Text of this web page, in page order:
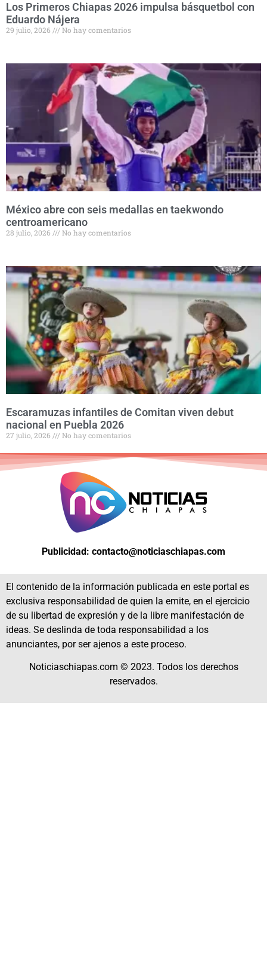
Los Primeros Chiapas 2026 impulsa básquetbol con
Eduardo Nájera
29 julio, 2026 No hay comentarios
México abre con seis medallas en taekwondo
centroamericano
28 julio, 2026 No hay comentarios
Escaramuzas infantiles de Comitan viven debut
nacional en Puebla 2026
27 julio, 2026 No hay comentarios
Publicidad: contacto@noticiaschiapas.com
El contenido de la información publicada en este portal es
exclusiva responsabilidad de quien la emite, en el ejercicio
de su libertad de expresión y de la libre manifestación de
ideas. Se deslinda de toda responsabilidad a los
anunciantes, por ser ajenos a este proceso.
Noticiaschiapas.com © 2023. Todos los derechos
reservados.